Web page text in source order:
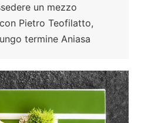
un mezzo
Pietro Teofilatto,
termine Aniasa